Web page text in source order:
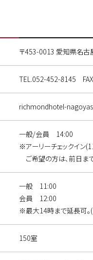
〒453-0013 愛知県名古
TEL.052-452-8145
richmondhotel-
一般/会員 14:00
※アーリーチェックイン
ご希望の方は､前日ま
一般 11:00
会員 12:00
※最大14時まで延長可
150室